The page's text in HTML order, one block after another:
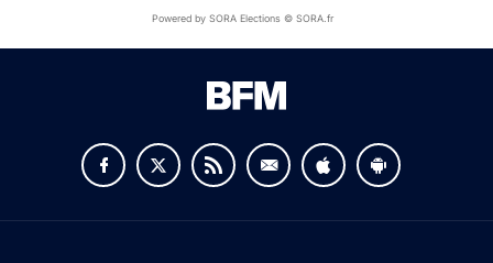
Powered by SORA Elections © SORA.fr